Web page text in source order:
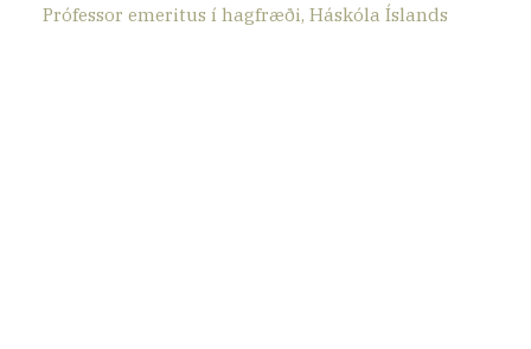
Prófessor emeritus í hagfræði, Háskóla Íslands